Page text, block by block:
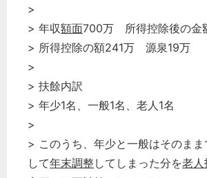
>
> 年収額面700万 所得控除後の金
> 所得控除の額241万 源泉19万
>
> 扶餘内訳
> 年少1名、一般1名、老人1名
>
> このうち、年少と一般はそのまま
して年末調整してしまった分を老人